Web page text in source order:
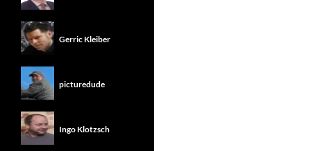
Gerric Kleiber
picturedude
Ingo Klotzsch